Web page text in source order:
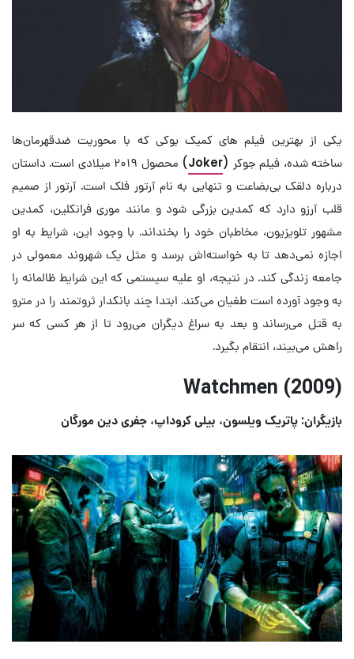
یکی از بهترین فیلم های کمیک بوکی که با محوریت ضدقهرمان‌ها
ساخته شده، فیلم جوکر (Joker
) محصول ۲۰۱۹ میلادی است. داستان
درباره دلقک بی‌بضاعت و تنهایی به نام آرتور فلک است. آرتور از صمیم
قلب آرزو دارد که کمدین بزرگی شود و مانند موری فرانکلین، کمدین
مشهور تلویزیون، مخاطبان خود را بخنداند. با وجود این، شرایط به او
اجازه نمی‌دهد تا به خواسته‌اش برسد و مثل یک شهروند معمولی در
جامعه زندگی کند. در نتیجه، او علیه سیستمی که این شرایط ظالمانه را
به وجود آورده است طغیان می‌کند. ابتدا چند بانکدار ثروتمند را در مترو
به قتل می‌رساند و بعد به سراغ دیگران می‌رود تا از هر کسی که سر
راهش می‌بیند، انتقام بگیرد.
Watchmen (2009)
بازیگران: پاتریک ویلسون، بیلی کروداپ، جفری دین مورگان